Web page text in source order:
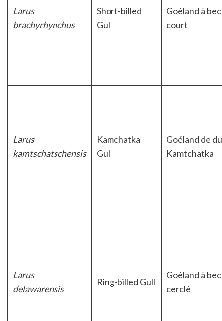
Larus
brachyrhynchus
Short-billed
Gull
Goéland à bec
court
Larus
kamtschatschensis
Kamchatka
Gull
Goéland de du
Kamtchatka
Larus
delawarensis
Ring-billed Gull
Goéland à bec
cerclé